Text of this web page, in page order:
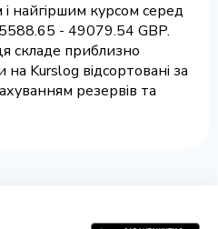
найгіршим курсом серед
- 49079.54 GBP.
складе приблизно
Kurslog відсортовані за
резервів та